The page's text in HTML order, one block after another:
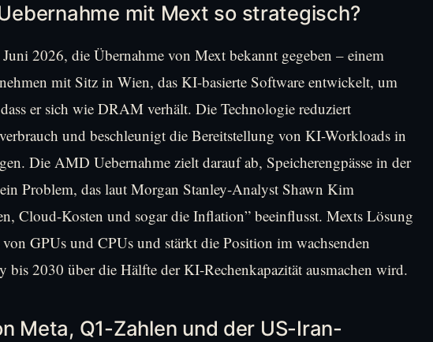
mit Mext so strategisch?
2026, die Übernahme von Mext bekannt gegeben – einem
mit Sitz in Wien, das KI-basierte Software entwickelt, um
er sich wie DRAM verhält. Die Technologie reduziert
und beschleunigt die Bereitstellung von KI-Workloads in
Die AMD Uebernahme zielt darauf ab, Speicherengpässe in der
Problem, das laut Morgan Stanley-Analyst Shawn Kim
Cloud-Kosten und sogar die Inflation” beeinflusst. Mexts Lösung
GPUs und CPUs und stärkt die Position im wachsenden
2030 über die Hälfte der KI-Rechenkapazität ausmachen wird.
Meta, Q1-Zahlen und der US-Iran-